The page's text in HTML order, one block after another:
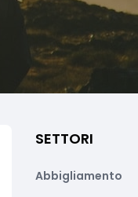
SETTORI
Abbigliamento